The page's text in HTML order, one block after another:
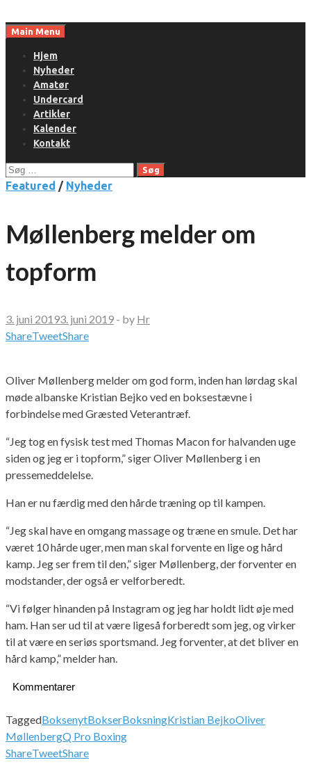
toMain Menu
Hjem
Nyheder
Amatør
Undercard
Artikler
Kalender
Kontakt
Søg
efter:
Featured / Nyheder
Møllenberg melder om
topform
3. juni 20193. juni 2019 - by Hr
ShareTweetShare
Oliver Møllenberg melder om god form, inden han lørdag skal
møde albanske Kristian Bejko ved en boksestævne i
forbindelse med Græsted Veterantræf.
“Jeg tog en fysisk test med Thomas Macon for halvanden uge
siden og jeg er i topform,” siger Oliver Møllenberg i en
pressemeddelelse.
Han er nu færdig med den hårde træning op til kampen.
“Jeg skal have en omgang massage og træne en smule. Det har
været 10 hårde uger, men man skal forvente en lige og hård
kamp. Jeg ser frem til den,” siger Møllenberg, der forventer en
modstander, der også er velforberedt.
“Vi følger hinanden på Instagram og jeg har holdt lidt øje med
ham. Han ser ud til at være ligeså forberedt som jeg, og virker
til at være en seriøs sportsmand. Jeg forventer, at det bliver en
hård kamp,” melder han.
Kommentarer
TaggedBoksenytBokserBoksningKristian BejkoOliver
MøllenbergQ Pro Boxing
ShareTweetShare